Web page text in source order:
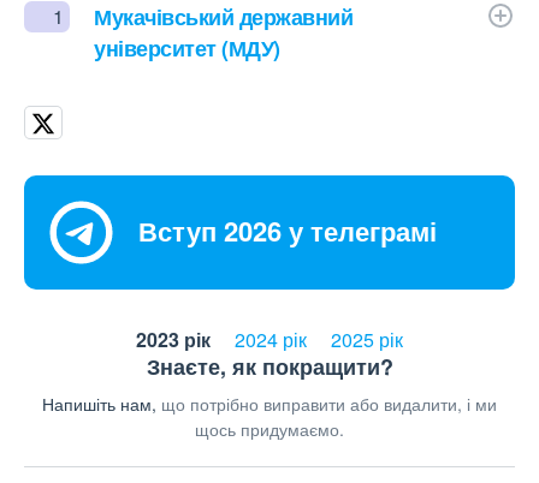
1
Мукачівський державний
університет (МДУ)
Вступ 2026 у телеграмі
2023 рік 2024 рік 2025 рік
Знаєте, як покращити?
Напишіть нам, що потрібно виправити або видалити, і ми
щось придумаємо.